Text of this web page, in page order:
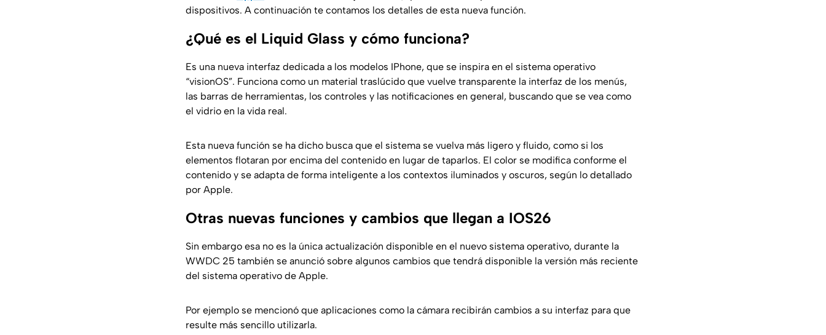
dispositivos. A continuación te contamos los detalles de esta nueva función.
¿Qué es el Liquid Glass y cómo funciona?
Es una nueva interfaz dedicada a los modelos IPhone, que se inspira en el sistema operativo
“visionOS”. Funciona como un material traslúcido que vuelve transparente la interfaz de los menús,
las barras de herramientas, los controles y las notificaciones en general, buscando que se vea como
el vidrio en la vida real.
Esta nueva función se ha dicho busca que el sistema se vuelva más ligero y fluido, como si los
elementos flotaran por encima del contenido en lugar de taparlos. El color se modifica conforme el
contenido y se adapta de forma inteligente a los contextos iluminados y oscuros, según lo detallado
por Apple.
Otras nuevas funciones y cambios que llegan a IOS26
Sin embargo esa no es la única actualización disponible en el nuevo sistema operativo, durante la
WWDC 25 también se anunció sobre algunos cambios que tendrá disponible la versión más reciente
del sistema operativo de Apple.
Por ejemplo se mencionó que aplicaciones como la cámara recibirán cambios a su interfaz para que
resulte más sencillo utilizarla.